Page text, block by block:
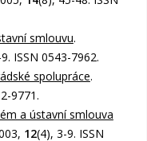
smlouvu.
ISSN 0543-7962.
spolupráce.
9771.
a ústavní smlouva
12(4), 3-9. ISSN